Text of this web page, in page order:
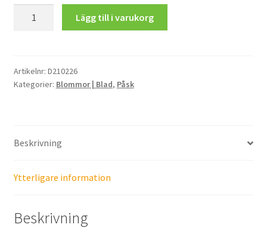
Lägg till i varukorg
Artikelnr: D210226
Kategorier: Blommor | Blad, Påsk
Beskrivning
Ytterligare information
Beskrivning